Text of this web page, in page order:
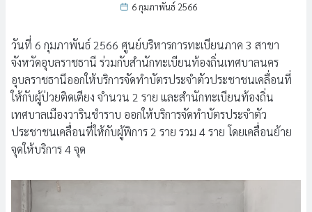
6 กุมภาพันธ์ 2566
วันที่ 6 กุมภาพันธ์ 2566 ศูนย์บริหารการทะเบียนภาค 3 สาขา
จังหวัดอุบลราชธานี ร่วมกับสำนักทะเบียนท้องถิ่นเทศบาลนคร
อุบลราชธานีออกให้บริการจัดทำบัตรประจำตัวประชาชนเคลื่อนที่
ให้กับผู้ป่วยติดเตียง จำนวน 2 ราย และสำนักทะเบียนท้องถิ่น
เทศบาลเมืองวารินชำราบ ออกให้บริการจัดทำบัตรประจำตัว
ประชาชนเคลื่อนที่ให้กับผู้พิการ 2 ราย รวม 4 ราย โดยเคลื่อนย้าย
จุดให้บริการ 4 จุด